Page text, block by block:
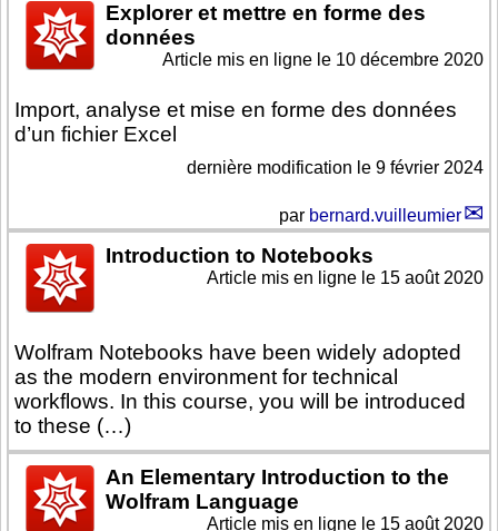
Explorer et mettre en forme des
données
Import, analyse et mise en forme des données
d’un fichier Excel
Article mis en ligne le 10 décembre 2020
dernière modification le 9 février 2024
par bernard.vuilleumier
Introduction to Notebooks
Wolfram Notebooks have been widely adopted
as the modern environment for technical
workflows. In this course, you will be introduced
to these (…)
Article mis en ligne le 15 août 2020
An Elementary Introduction to the
Wolfram Language
Article mis en ligne le 15 août 2020